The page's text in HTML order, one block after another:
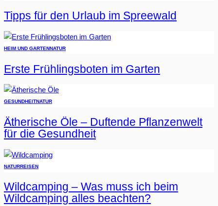
Tipps für den Urlaub im Spreewald
HEIM UND GARTENNATUR
Erste Frühlingsboten im Garten
GESUNDHEITNATUR
Ätherische Öle – Duftende Pflanzenwelt
für die Gesundheit
NATURREISEN
Wildcamping – Was muss ich beim
Wildcamping alles beachten?